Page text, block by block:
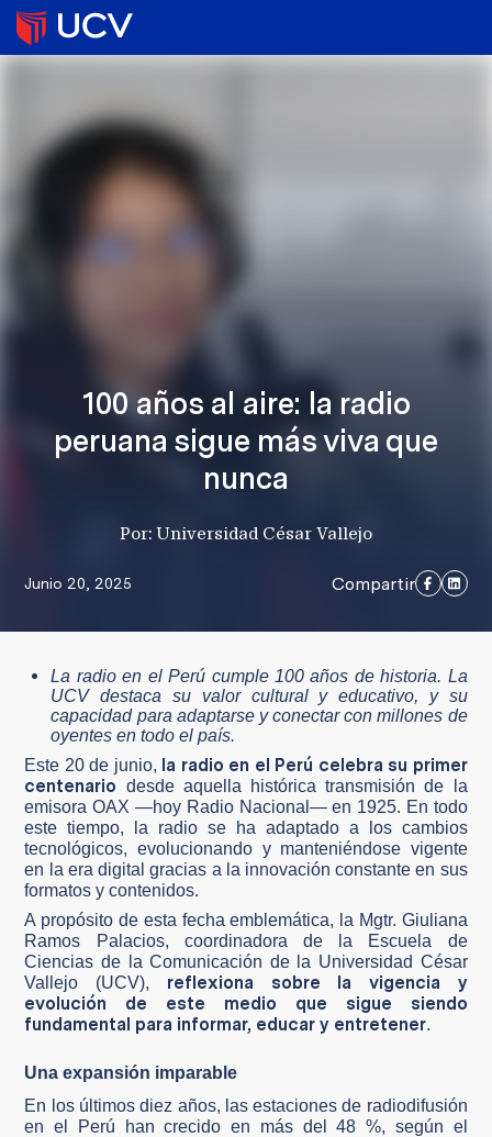
100 años al aire: la radio
peruana sigue más viva que
nunca
Por: Universidad César Vallejo
Junio 20, 2025 Compartir
La radio en el Perú cumple 100 años de historia. La
UCV destaca su valor cultural y educativo, y su
capacidad para adaptarse y conectar con millones de
oyentes en todo el país.
Este 20 de junio, la radio en el Perú celebra su primer
centenario desde aquella histórica transmisión de la
emisora OAX —hoy Radio Nacional— en 1925. En todo
este tiempo, la radio se ha adaptado a los cambios
tecnológicos, evolucionando y manteniéndose vigente
en la era digital gracias a la innovación constante en sus
formatos y contenidos.
A propósito de esta fecha emblemática, la Mgtr. Giuliana
Ramos Palacios, coordinadora de la Escuela de
Ciencias de la Comunicación de la Universidad César
Vallejo (UCV), reflexiona sobre la vigencia y
evolución de este medio que sigue siendo
fundamental para informar, educar y entretener.
Una expansión imparable
En los últimos diez años, las estaciones de radiodifusión
en el Perú han crecido en más del 48 %, según el